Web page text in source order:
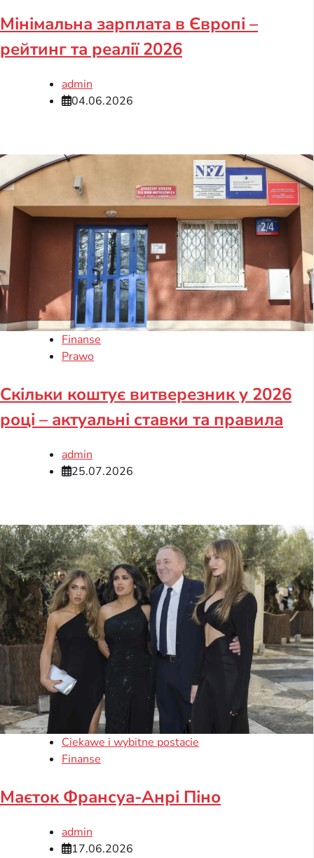
Мінімальна зарплата в Європі –
рейтинг та реалії 2026
admin
04.06.2026
Finanse
Prawo
Скільки коштує витверезник у 2026
році – актуальні ставки та правила
admin
25.07.2026
Ciekawe i wybitne postacie
Finanse
Маєток Франсуа-Анрі Піно
admin
17.06.2026